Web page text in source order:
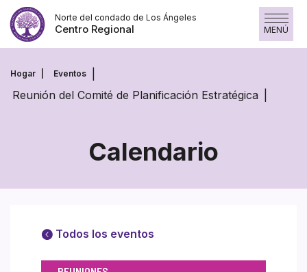
Saltar
contenido
Norte del condado de Los Ángeles
Centro Regional MENÚ
Hogar Eventos
Reunión del Comité de Planificación Estratégica
Calendario
Todos los eventos